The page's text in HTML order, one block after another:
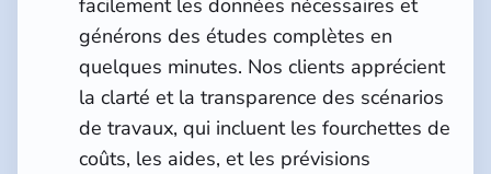
facilement les données nécessaires et
générons des études complètes en
quelques minutes. Nos clients apprécient
la clarté et la transparence des scénarios
de travaux, qui incluent les fourchettes de
coûts, les aides, et les prévisions